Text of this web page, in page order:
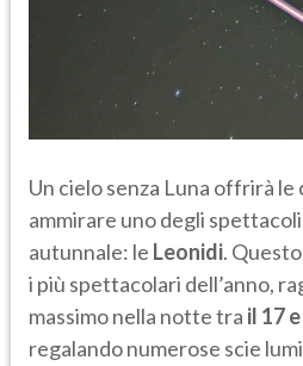
Un cielo senza Luna offrirà
ammirare uno degli
autunnale: le Leonidi.
i più spettacolari dell’anno,
massimo nella notte tra il 17
regalando numerose scie